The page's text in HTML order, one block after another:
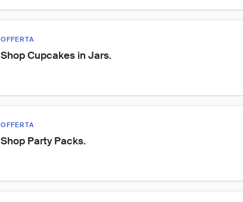
OFFERTA
Shop Cupcakes in Jars.
OFFERTA
Shop Party Packs.